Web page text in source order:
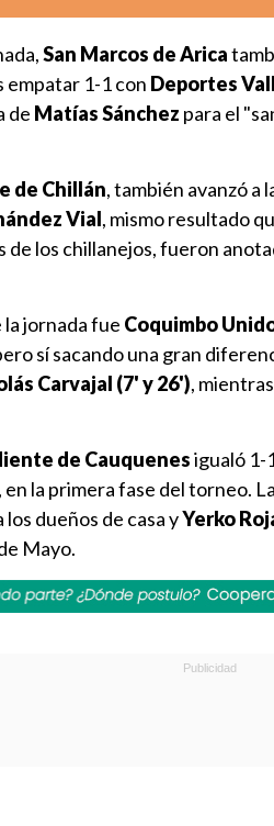
San Marcos de Arica
1-1 con Deportes
de Matías Sánchez para el
de Chillán, también avanzó a
Vial, mismo resultado
de los chillanejos, fueron
jornada fue Coquimbo
sí sacando una gran
Carvajal (7' y 26'),
de Cauquenesigualó 1-
la primera fase del torneo.
los dueños de casa yYerko
Mayo.